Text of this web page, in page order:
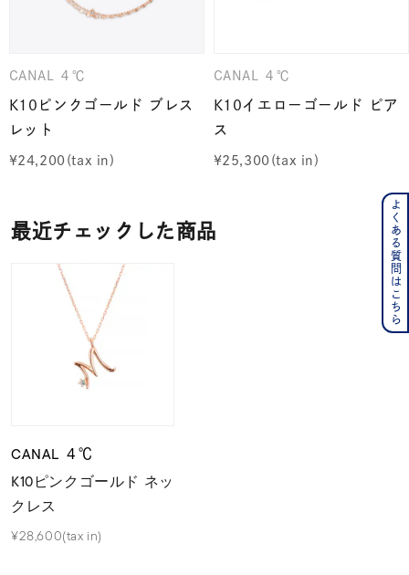
CANAL ４℃
K10ピンクゴールド ブレス
レット
¥24,200
CANAL ４℃
K10イエローゴールド ピア
ス
¥25,300
最近チェックした商品
CANAL ４℃
K10ピンクゴールド ネッ
クレス
¥28,600(tax in)
よくある質問はこちら